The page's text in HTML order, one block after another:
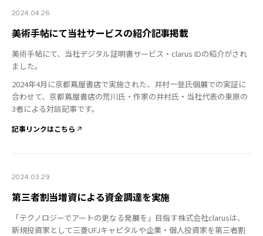
2024.04.26
美術手帖にて当社サービスの紹介記事掲載
美術手帖にて、当社デジタル証明書サービス・clarus IDの紹介がされ
ました。
2024年4月に京都蔦屋書店で実施された、井村一登氏個展での実証に
合わせて、京都蔦屋書店の荒川氏・作家の井村氏・当社代表の東原の
3者による対談記事です。
記事リンクはこちら
2024.03.29
第三者割当増資による資金調達を実施
「テクノロジーでアートの更なる発展を」目指す株式会社clarusは、
新規投資家として三菱UFJキャピタルや企業・個人投資家を第三者割